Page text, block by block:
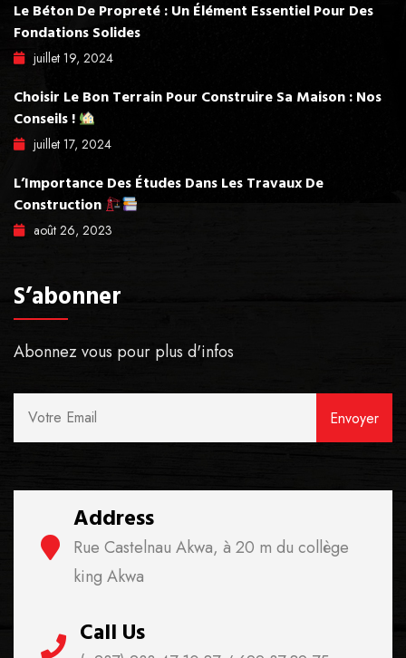
Le Béton De Propreté : Un Élément Essentiel Pour Des
Fondations Solides
juillet 19, 2024
Choisir Le Bon Terrain Pour Construire Sa Maison : Nos
Conseils !
juillet 17, 2024
L’Importance Des Études Dans Les Travaux De
Construction
août 26, 2023
S’abonner
Abonnez vous pour plus d'infos
Address
Rue Castelnau Akwa, à 20 m du collège
king Akwa
Call Us